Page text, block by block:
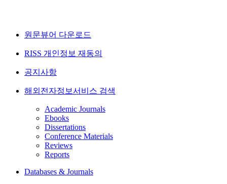
원문뷰어 다운로드
RISS 개인정보 재동의
공지사항
해외전자정보서비스 검색
Academic Journals
Ebooks
Dissertations
Conference Materials
Reviews
Reports
Databases & Journals